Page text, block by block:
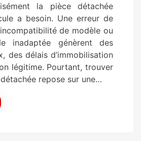
e
d
o
n
la pièce détachée
a besoin. Une erreur de
de modèle ou
inadaptée génèrent des
des délais d’immobilisation
légitime. Pourtant, trouver
repose sur une…